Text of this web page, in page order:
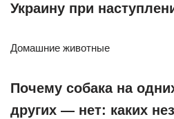
Украину при
Домашние животные
Почему собака на
других — нет: каких